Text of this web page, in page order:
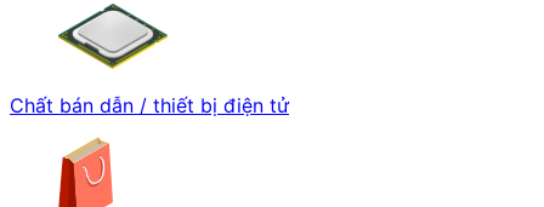
Chất bán dẫn / thiết bị điện tử